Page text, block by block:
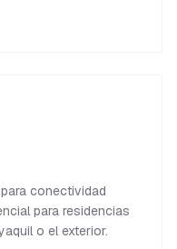
conectividad
para residencias
o el exterior.